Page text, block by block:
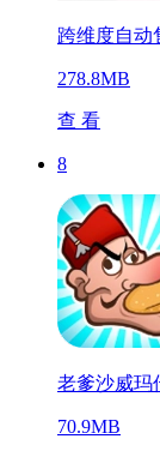
跨维度自动
278.8MB
查 看
8
老爹沙威玛
70.9MB